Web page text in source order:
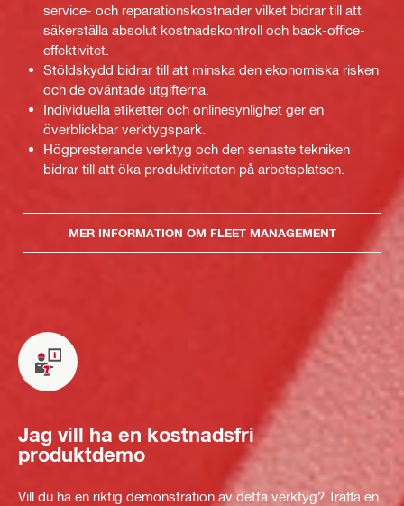
service- och reparationskostnader vilket bidrar till att
säkerställa absolut kostnadskontroll och back-office-
effektivitet.
Stöldskydd bidrar till att minska den ekonomiska risken
och de oväntade utgifterna.
Individuella etiketter och onlinesynlighet ger en
överblickbar verktygspark.
Högpresterande verktyg och den senaste tekniken
bidrar till att öka produktiviteten på arbetsplatsen.
MER INFORMATION OM FLEET MANAGEMENT
Jag vill ha en kostnadsfri
produktdemo
Vill du ha en riktig demonstration av detta verktyg? Träffa en